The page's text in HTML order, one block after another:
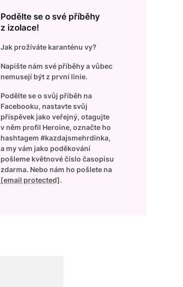
Podělte se o své příběhy
z izolace!
Jak prožíváte karanténu vy?
Napište nám své příběhy a vůbec
nemusejí být z první linie.
Podělte se o svůj příběh na
Facebooku, nastavte svůj
příspěvek jako veřejný, otagujte
v něm profil Heroine, označte ho
hashtagem #kazdajsmehrdinka,
a my vám jako poděkování
pošleme květnové číslo časopisu
zdarma. Nebo nám ho pošlete na
[email protected].